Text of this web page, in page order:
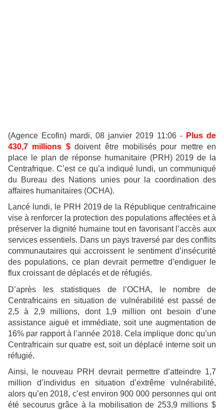
(Agence Ecofin) mardi, 08 janvier 2019 11:06 - Plus de
430,7 millions $doivent être mobilisés pour mettre en
place le plan de réponse humanitaire (PRH) 2019 de la
Centrafrique. C’est ce qu’a indiqué lundi, un communiqué
du Bureau des Nations unies pour la coordination des
affaires humanitaires (OCHA).
Lancé lundi, le PRH 2019 de la République centrafricaine
vise à renforcer la protection des populations affectées et à
préserver la dignité humaine tout en favorisant l’accès aux
services essentiels. Dans un pays traversé par des conflits
communautaires qui accroissent le sentiment d’insécurité
des populations, ce plan devrait permettre d’endiguer le
flux croissant de déplacés et de réfugiés.
D’après les statistiques de l’OCHA, le nombre de
Centrafricains en situation de vulnérabilité est passé de
2,5 à 2,9 millions, dont 1,9 million ont besoin d’une
assistance aiguë et immédiate, soit une augmentation de
16% par rapport à l’année 2018. Cela implique donc qu’un
Centrafricain sur quatre est, soit un déplacé interne soit un
réfugié.
Ainsi, le nouveau PRH devrait permettre d’atteindre 1,7
million d’individus en situation d’extrême vulnérabilité,
alors qu’en 2018, c’est environ 900 000 personnes qui ont
été secourus grâce à la mobilisation de 253,9 millions $